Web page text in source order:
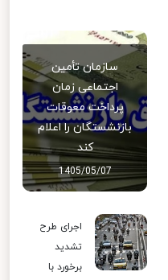
سازمان تأمین
اجتماعی زمان
پرداخت معوقات
بازنشستگان را اعلام
کند
1405/05/07
اجرای طرح
تشدید
برخورد با